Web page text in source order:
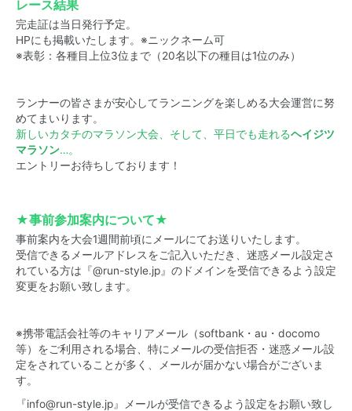
レース結果
完走証は当日発行予定。
HPにも掲載いたします。※ニックネーム可
※表彰：各種目上位3位まで（20名以下の種目は1位のみ）
ランナーの皆さまが安心してランニングを楽しめる大会運営に努
めてまいります。
新しいカタチのマラソン大会、そして、平日でも走れるヘイジツ
マラソン…。
エントリーお待ちしております！
★事前参加案内について★
事前案内を大会1週間前頃にメールにてお送りいたします。
受信できるメールアドレスをご記入いただき、迷惑メール設定さ
れている方は『@run-style.jp』のドメインを受信できるよう設定
変更をお願い致します。
※携帯電話会社等のキャリアメール（softbank・au・docomo
等）をご利用される場合、特にメールの受信拒否・迷惑メール設
定をされていることが多く、メールが届かない場合がございま
す。
『info@run-style.jp』メールが受信できるよう設定をお願い致し